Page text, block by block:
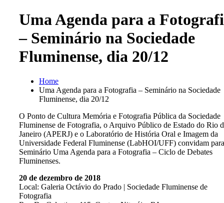
Uma Agenda para a
– Seminário na Sociedade
Fluminense, dia 20/12
Home
Uma Agenda para a Fotografia – Seminário na Sociedade
Fluminense, dia 20/12
O Ponto de Cultura Memória e Fotografia Pública da Sociedade
Fluminense de Fotografia, o Arquivo Público de Estado do Rio
Janeiro (APERJ) e o Laboratório de História Oral e Imagem da
Universidade Federal Fluminense (LabHOI/UFF) convidam
Seminário Uma Agenda para a Fotografia – Ciclo de Debates
Fluminenses.
20 de dezembro de 2018
Local: Galeria Octávio do Prado | Sociedade Fluminense de
Fotografia